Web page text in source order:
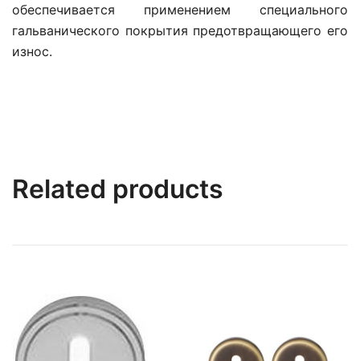
обеспечивается применением специального
гальванического покрытия предотвращающего его
износ.
Related products